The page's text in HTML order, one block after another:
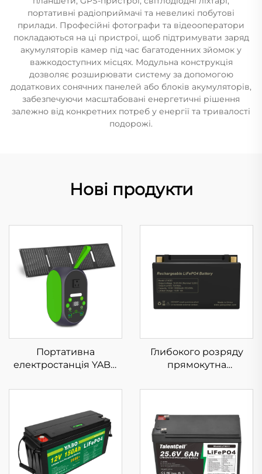
портативні радіоприймачі та невеликі побутові
прилади. Професійні фотографи та відеооператори
покладаються на ці пристрої, щоб підтримувати заряд
акумуляторів камер під час багатоденних зйомок у
важкодоступних місцях. Модульна конструкція
дозволяє розширювати систему за допомогою
додаткових сонячних панелей або блоків акумуляторів,
забезпечуючи масштабовані енергетичні рішення
залежно від конкретних потреб у енергії та тривалості
подорожі.
Нові продукти
Портативна
електростанція YABO
LiFePO4 31200 мА·год,
складаним сонячним
панеллю 30 Вт для
кемпінгу на свіжому
повітрі, аварійного
живлення вдома,
Глибокого розряду
прямокутна
YABO LF4020 12 В 12
сонячних систем